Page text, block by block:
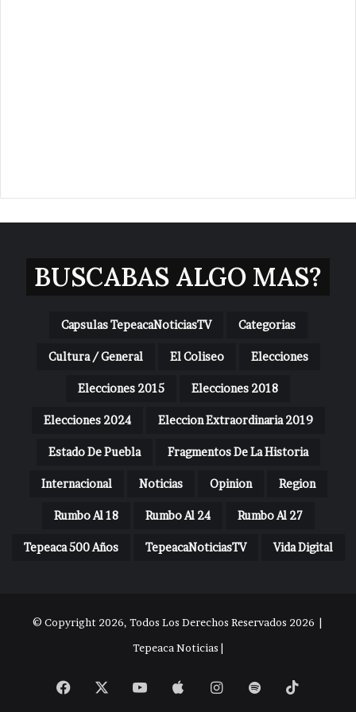
BUSCABAS ALGO MAS?
Capsulas TepeacaNoticiasTV Categorias
Cultura / General El Coliseo Elecciones
Elecciones 2015 Elecciones 2018
Elecciones 2024 Eleccion Extraordinaria 2019
Estado De Puebla Fragmentos De La Historia
Internacional Noticias Opinion Region
Rumbo Al 18 Rumbo Al 24 Rumbo Al 27
Tepeaca 500 Años TepeacaNoticiasTV Vida Digital
© Copyright 2026, Todos Los Derechos Reservados 2026 |
Tepeaca Noticias |
Facebook YouTubeAppleInstagram
Spotify